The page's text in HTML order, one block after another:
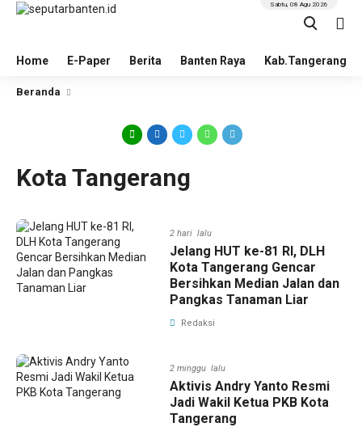
Home E-Paper Berita Banten Raya Kab.Tangerang
Sabtu, 08 Agu 2026
Beranda
Kota Tangerang
2 hari lalu
Jelang HUT ke-81 RI, DLH
Kota Tangerang Gencar
Bersihkan Median Jalan dan
Pangkas Tanaman Liar
Redaksi
2 minggu lalu
Aktivis Andry Yanto Resmi
Jadi Wakil Ketua PKB Kota
Tangerang